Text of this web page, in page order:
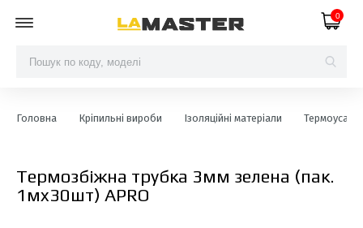
0
Головна Кріпильні вироби Ізоляційні матеріали
Термозбіжна трубка 3мм зелена (пак.
1мx30шт) APRO